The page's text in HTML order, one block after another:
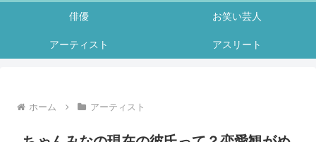
俳優 お笑い芸人
アーティスト アスリート
ホーム アーティスト